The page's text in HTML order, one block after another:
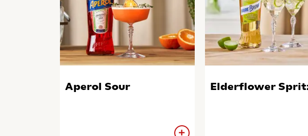
Aperol Sour Elderflower